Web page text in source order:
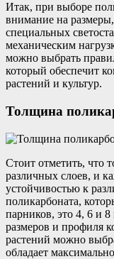
Итак, при выборе
внимание на
специальных
механическим
можно выбрать
который обеспечит
растений и культур.
Толщина
Стоит отметить, что
различных слоев, и
устойчивостью к
поликарбоната,
парников, это 4, 6 и
размеров и профиля
растений можно
обладает